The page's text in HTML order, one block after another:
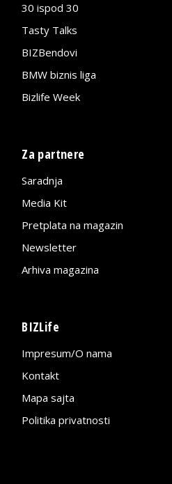
30 ispod 30
Tasty Talks
BIZBendovi
BMW biznis liga
Bizlife Week
Za partnere
Saradnja
Media Kit
Pretplata na magazin
Newsletter
Arhiva magazina
BIZLife
Impresum/O nama
Kontakt
Mapa sajta
Politika privatnosti